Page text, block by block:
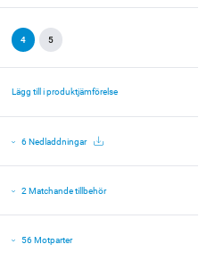
4 5
Lägg till i produktjämförelse
6 Nedladdningar
2 Matchande tillbehör
56 Motparter